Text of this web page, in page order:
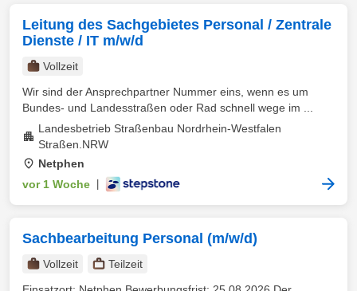
Leitung des Sachgebietes Personal / Zentrale
Dienste / IT m/w/d
Vollzeit
Wir sind der Ansprechpartner Nummer eins, wenn es um
Bundes- und Landesstraßen oder Rad schnell wege im ...
Landesbetrieb Straßenbau Nordrhein-Westfalen
Straßen.NRW
Netphen
vor 1 Woche
Sachbearbeitung Personal (m/w/d)
Vollzeit
Teilzeit